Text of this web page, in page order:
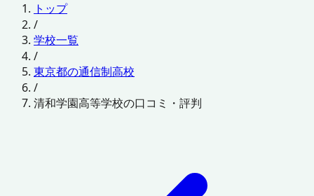
トップ
/
学校一覧
/
東京都の通信制高校
/
清和学園高等学校の口コミ・評判